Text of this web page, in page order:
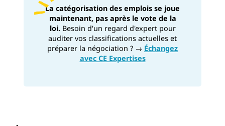
La catégorisation des emplois se joue
maintenant, pas après le vote de la
loi.Besoin d'un regard d'expert pour
auditer vos classifications actuelles et
préparer la négociation ? → Échangez
avec CE Expertises